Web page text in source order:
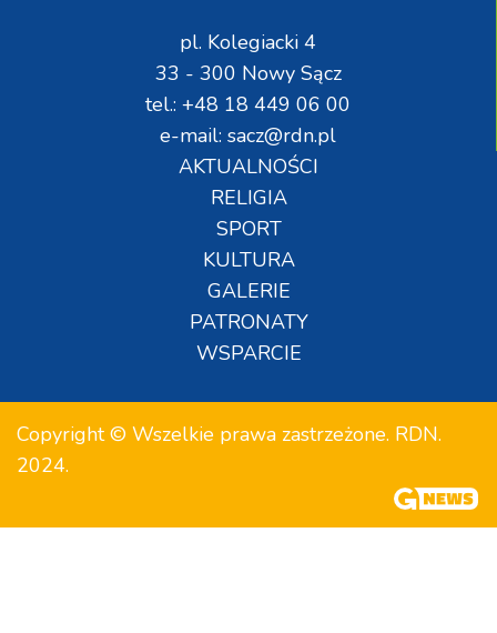
pl. Kolegiacki 4
33 - 300 Nowy Sącz
tel.: +48 18 449 06 00
e-mail: sacz@rdn.pl
AKTUALNOŚCI
RELIGIA
SPORT
KULTURA
GALERIE
PATRONATY
WSPARCIE
Copyright © Wszelkie prawa zastrzeżone. RDN.
2024.